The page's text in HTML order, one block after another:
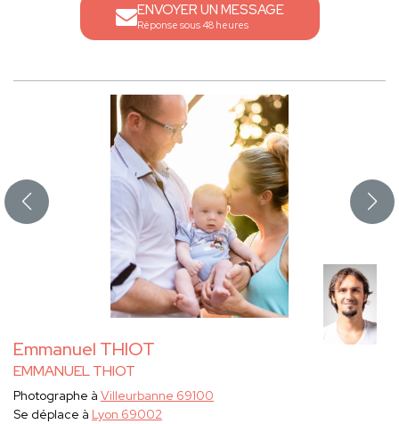
ENVOYER UN MESSAGE
Réponse sous 48 heures
Emmanuel THIOT
EMMANUEL THIOT
Photographe à Villeurbanne 69100
Se déplace à Lyon 69002